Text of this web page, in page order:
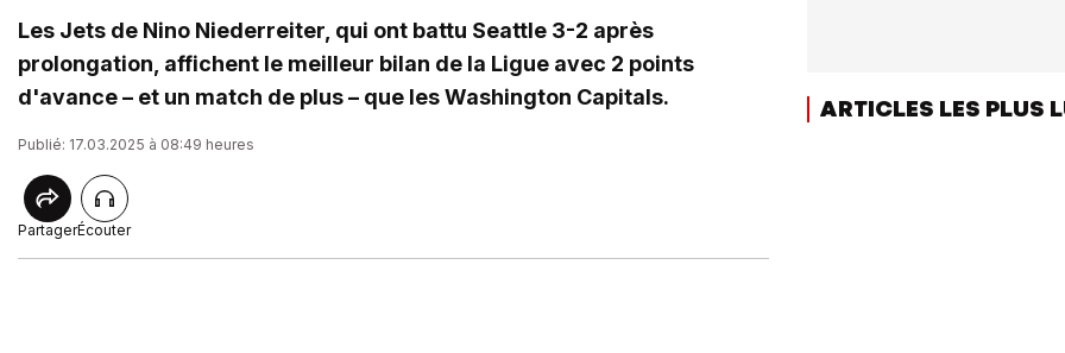
Les Jets de Nino Niederreiter, qui ont battu Seattle 3-2 après
prolongation, affichent le meilleur bilan de la Ligue avec 2 points
d'avance – et un match de plus – que les Washington Capitals.
Publié: 17.03.2025 à 08:49 heures
PartagerÉcouter
ARTICLES LES PLUS